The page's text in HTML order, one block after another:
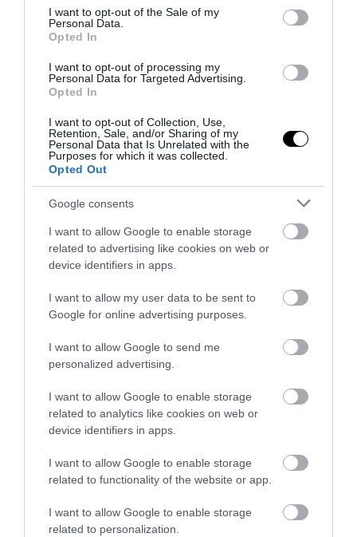
consent section.
I want to opt-out of the Sale of my
Personal Data.
Opted In
I want to opt-out of processing my
Personal Data for Targeted Advertising.
Opted In
I want to opt-out of Collection, Use,
Retention, Sale, and/or Sharing of my
Personal Data that Is Unrelated with the
Purposes for which it was collected.
Opted Out
Google consents
I want to allow Google to enable storage
related to advertising like cookies on web or
device identifiers in apps.
I want to allow my user data to be sent to
Google for online advertising purposes.
I want to allow Google to send me
personalized advertising.
I want to allow Google to enable storage
related to analytics like cookies on web or
device identifiers in apps.
I want to allow Google to enable storage
related to functionality of the website or app.
I want to allow Google to enable storage
related to personalization.
ΔΙΑΔΩΣΤΕ ΤΟ ΑΡΘΡΟ
ΚΟΣΜΟΣ
το «ζόμπι της Αντζελίνα Τζολί» δείχνει πώς είναι
πραγματικά (φωτο)
ΠΑΡΑΣΚΗΝΙΟ 19:50
«Όταν σου πετάνε μια πέτρα, τους
καταστρέφεις»: Η ατάκα του Δ.Γιαννακόπουλου
που προαναγγέλλει αποκαλύψεις (βίντεο)
H Παρί Σεν Ζερμέν «βγάζει το «λάδι» στη
Λίβερπουλ: Τώρα άλλαξε γνώμη για τον
Μπαρκολά και αύξησε ραγδαία την τιμή